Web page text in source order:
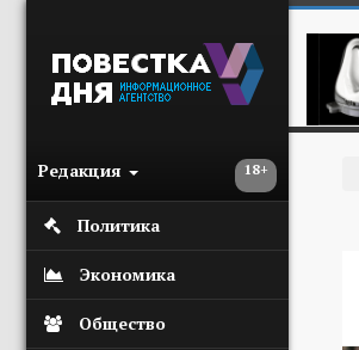
18+
Редакция
Политика
Экономика
Общество